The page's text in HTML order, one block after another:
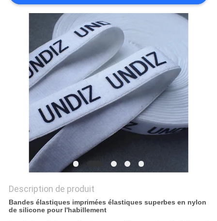
PLAN
PRIVACY
POLICY
Description de produit
Bandes élastiques imprimées élastiques superbes en nylon
de silicone pour l'habillement